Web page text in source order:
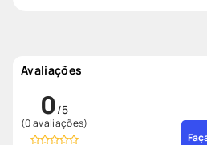
Avaliações
0
(0 avaliações)